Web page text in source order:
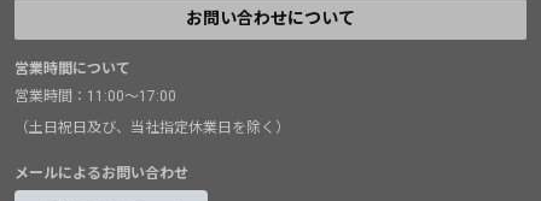
お問い合わせについて
営業時間について
営業時間：11:00～17:00
（土日祝日及び、当社指定休業日を除く）
メールによるお問い合わせ